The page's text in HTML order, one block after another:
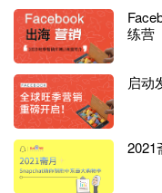
尤其是那些 11、12月
出一口老血。而那些
年销售中占比较高的卖
汇率的涨跌是卖家们
都会走强也只能默默
底人民币升值给他造
很多卖家都说，年前
练营
启动
2021